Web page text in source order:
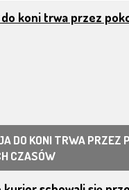
DO KONI TRWA PRZEZ
CZASÓW